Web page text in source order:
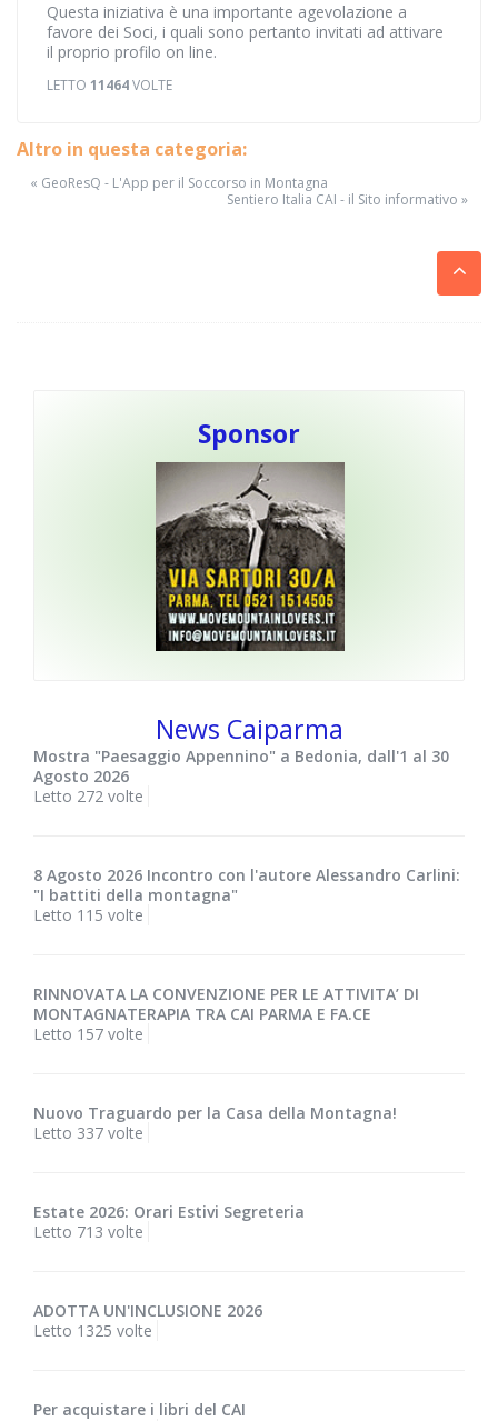
Questa iniziativa è una importante agevolazione a
favore dei Soci, i quali sono pertanto invitati ad attivare
il proprio profilo on line.
LETTO 11464VOLTE
Altro in questa categoria:
« GeoResQ - L'App per il Soccorso in Montagna
Sentiero Italia CAI - il Sito informativo »
Sponsor
News Caiparma
Mostra "Paesaggio Appennino" a Bedonia, dall'1 al 30
Agosto 2026
Letto 272 volte
8 Agosto 2026 Incontro con l'autore Alessandro Carlini:
"I battiti della montagna"
Letto 115 volte
RINNOVATA LA CONVENZIONE PER LE ATTIVITA’ DI
MONTAGNATERAPIA TRA CAI PARMA E FA.CE
Letto 157 volte
Nuovo Traguardo per la Casa della Montagna!
Letto 337 volte
Estate 2026: Orari Estivi Segreteria
Letto 713 volte
ADOTTA UN'INCLUSIONE 2026
Letto 1325 volte
Per acquistare i libri del CAI